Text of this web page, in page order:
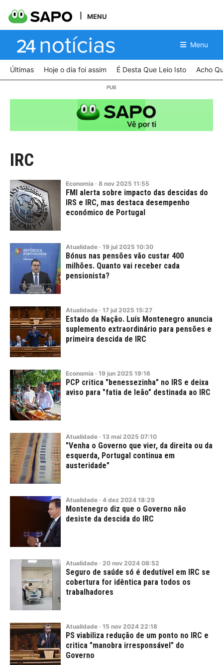
MENU
Menu
Últimas Hoje o dia foi assim É Desta Que Leio Isto Acho
IRC
Economia · 8 nov 2025 11:55
FMI alerta sobre impacto das descidas do
IRS e IRC, mas destaca desempenho
económico de Portugal
Atualidade · 19 jul 2025 10:30
Bónus nas pensões vão custar 400
milhões. Quanto vai receber cada
pensionista?
Atualidade · 17 jul 2025 15:27
Estado da Nação. Luís Montenegro anuncia
suplemento extraordinário para pensões e
primeira descida de IRC
Economia · 19 jun 2025 19:16
PCP critica "benessezinha" no IRS e deixa
aviso para "fatia de leão" destinada ao IRC
Atualidade · 13 mai 2025 07:10
"Venha o Governo que vier, da direita ou da
esquerda, Portugal continua em
austeridade"
Atualidade · 4 dez 2024 18:29
Montenegro diz que o Governo não
desiste da descida do IRC
Atualidade · 20 nov 2024 08:52
Seguro de saúde só é dedutível em IRC se
cobertura for idêntica para todos os
trabalhadores
Atualidade · 15 nov 2024 22:18
PS viabiliza redução de um ponto no IRC e
critica "manobra irresponsável” do
Governo